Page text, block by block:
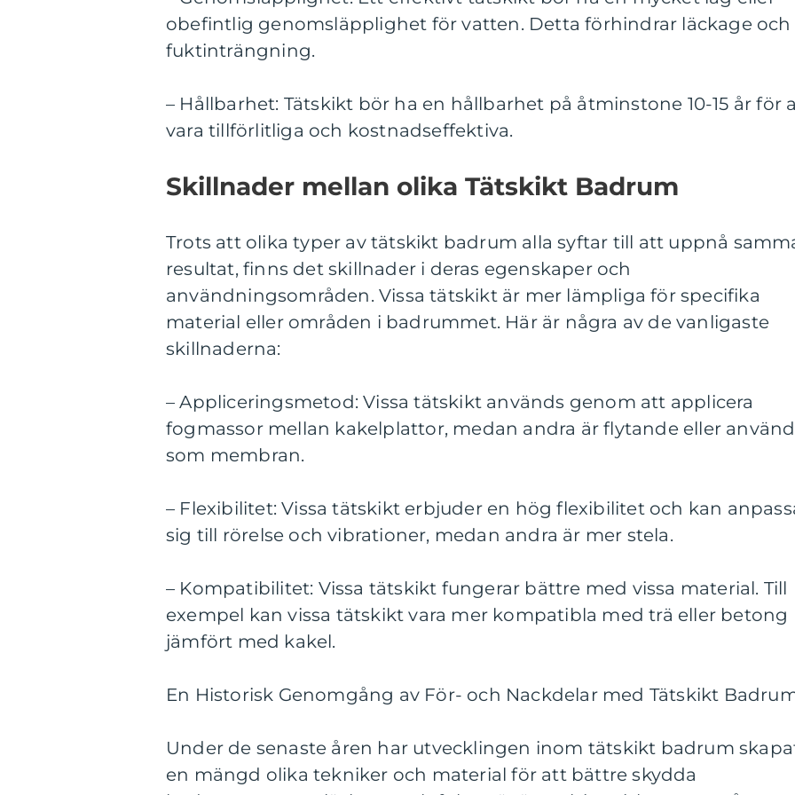
obefintlig genomsläpplighet för vatten. Detta förhindrar läckage och
fuktinträngning.
– Hållbarhet: Tätskikt bör ha en hållbarhet på åtminstone 10-15 år för
vara tillförlitliga och kostnadseffektiva.
Skillnader mellan olika Tätskikt Badrum
Trots att olika typer av tätskikt badrum alla syftar till att uppnå
resultat, finns det skillnader i deras egenskaper och
användningsområden. Vissa tätskikt är mer lämpliga för specifika
material eller områden i badrummet. Här är några av de vanligaste
skillnaderna:
– Appliceringsmetod: Vissa tätskikt används genom att applicera
fogmassor mellan kakelplattor, medan andra är flytande eller
som membran.
– Flexibilitet: Vissa tätskikt erbjuder en hög flexibilitet och kan
sig till rörelse och vibrationer, medan andra är mer stela.
– Kompatibilitet: Vissa tätskikt fungerar bättre med vissa material. Till
exempel kan vissa tätskikt vara mer kompatibla med trä eller betong
jämfört med kakel.
En Historisk Genomgång av För- och Nackdelar med Tätskikt
Under de senaste åren har utvecklingen inom tätskikt badrum
en mängd olika tekniker och material för att bättre skydda